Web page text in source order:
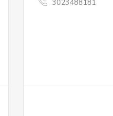
diferentes técnicas